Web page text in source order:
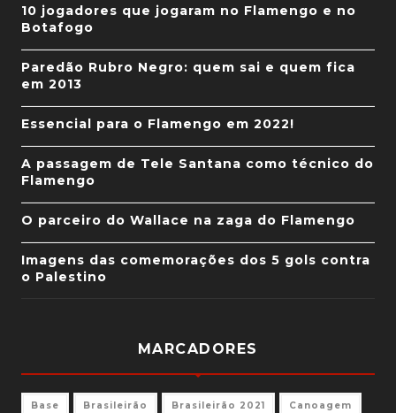
10 jogadores que jogaram no Flamengo e no
Botafogo
Paredão Rubro Negro: quem sai e quem fica
em 2013
Essencial para o Flamengo em 2022!
A passagem de Tele Santana como técnico do
Flamengo
O parceiro do Wallace na zaga do Flamengo
Imagens das comemorações dos 5 gols contra
o Palestino
MARCADORES
Base Brasileirão Brasileirão 2021 Canoagem